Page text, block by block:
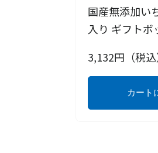
国産無添加い
入り ギフトボ
3,132円（税込
カート